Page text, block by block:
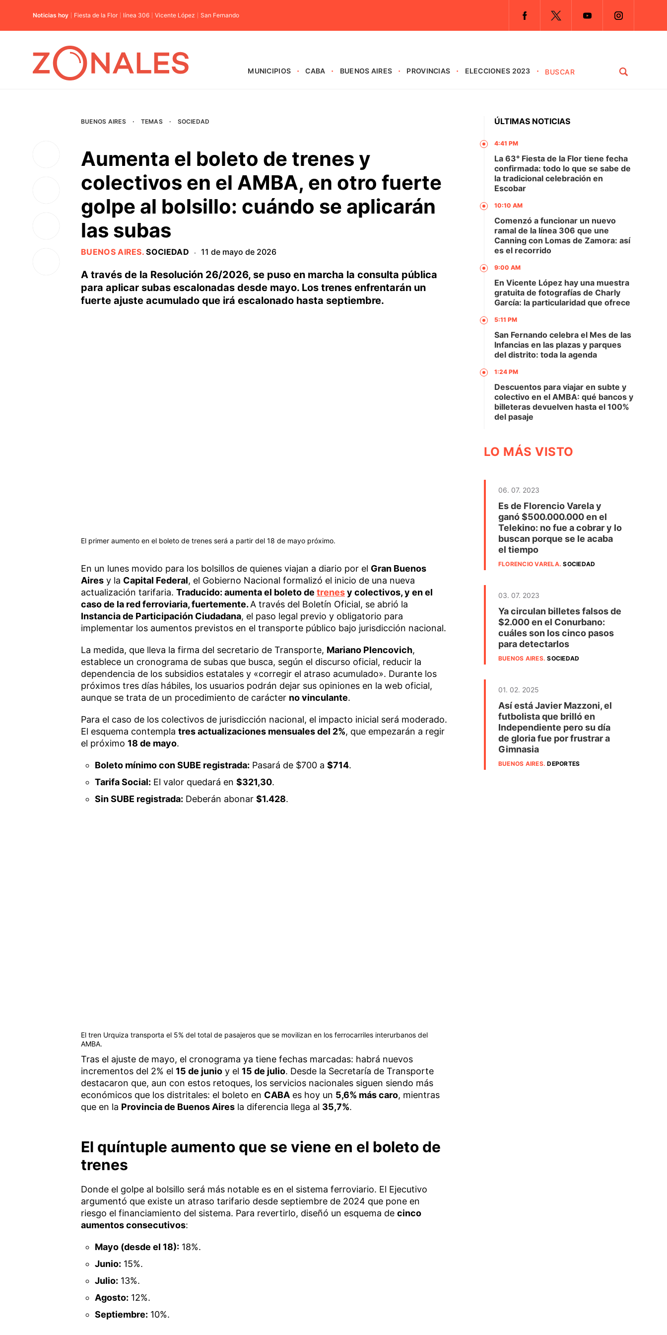
Noticias hoy Fiesta de la Flor línea 306 Vicente López San Fernando
MUNICIPIOS CABA BUENOS AIRES PROVINCIAS ELECCIONES 2023
BUENOS AIRES · TEMAS · SOCIEDAD
Aumenta el boleto de trenes y
colectivos en el AMBA, en otro fuerte
golpe al bolsillo: cuándo se aplicarán
las subas
BUENOS AIRES.SOCIEDAD · 11 de mayo de 2026
A través de la Resolución 26/2026, se puso en marcha la consulta pública
para aplicar subas escalonadas desde mayo. Los trenes enfrentarán un
fuerte ajuste acumulado que irá escalonado hasta septiembre.
El primer aumento en el boleto de trenes será a partir del 18 de mayo próximo.
En un lunes movido para los bolsillos de quienes viajan a diario por el Gran Buenos
Airesy la Capital Federal, el Gobierno Nacional formalizó el inicio de una nueva
actualización tarifaria. Traducido: aumenta el boleto de trenesy colectivos, y en el
caso de la red ferroviaria, fuertemente. A través del Boletín Oficial, se abrió la
Instancia de Participación Ciudadana, el paso legal previo y obligatorio para
implementar los aumentos previstos en el transporte público bajo jurisdicción nacional.
La medida, que lleva la firma del secretario de Transporte, Mariano Plencovich,
establece un cronograma de subas que busca, según el discurso oficial, reducir la
dependencia de los subsidios estatales y «corregir el atraso acumulado». Durante los
próximos tres días hábiles, los usuarios podrán dejar sus opiniones en la web oficial,
aunque se trata de un procedimiento de carácter no vinculante.
Para el caso de los colectivos de jurisdicción nacional, el impacto inicial será moderado.
El esquema contempla tres actualizaciones mensuales del 2%, que empezarán a regir
el próximo 18 de mayo.
Boleto mínimo con SUBE registrada: Pasará de $700 a$714.
Tarifa Social: El valor quedará en$321,30.
Sin SUBE registrada: Deberán abonar$1.428.
El tren Urquiza transporta el 5% del total de pasajeros que se movilizan en los ferrocarriles interurbanos del
AMBA.
Tras el ajuste de mayo, el cronograma ya tiene fechas marcadas: habrá nuevos
incrementos del 2% el 15 de junioy el 15 de julio. Desde la Secretaría de Transporte
destacaron que, aun con estos retoques, los servicios nacionales siguen siendo más
económicos que los distritales: el boleto en CABAes hoy un 5,6% más caro, mientras
que en la Provincia de Buenos Airesla diferencia llega al 35,7%.
El quíntuple aumento que se viene en el boleto de
trenes
Donde el golpe al bolsillo será más notable es en el sistema ferroviario. El Ejecutivo
argumentó que existe un atraso tarifario desde septiembre de 2024 que pone en
riesgo el financiamiento del sistema. Para revertirlo, diseñó un esquema de cinco
aumentos consecutivos:
Mayo (desde el 18): 18%.
Junio: 15%.
Julio: 13%.
Agosto: 12%.
Septiembre: 10%.
ÚLTIMAS NOTICIAS
4:41 PM
La 63° Fiesta de la Flor tiene fecha
confirmada: todo lo que se sabe de
la tradicional celebración en
Escobar
10:10 AM
Comenzó a funcionar un nuevo
ramal de la línea 306 que une
Canning con Lomas de Zamora: así
es el recorrido
9:00 AM
En Vicente López hay una muestra
gratuita de fotografías de Charly
García: la particularidad que ofrece
5:11 PM
San Fernando celebra el Mes de las
Infancias en las plazas y parques
del distrito: toda la agenda
1:24 PM
Descuentos para viajar en subte y
colectivo en el AMBA: qué bancos y
billeteras devuelven hasta el 100%
del pasaje
LO MÁS VISTO
06. 07. 2023
Es de Florencio Varela y
ganó $500.000.000 en el
Telekino: no fue a cobrar y lo
buscan porque se le acaba
el tiempo
FLORENCIO VARELA.SOCIEDAD
03. 07. 2023
Ya circulan billetes falsos de
$2.000 en el Conurbano:
cuáles son los cinco pasos
para detectarlos
BUENOS AIRES.SOCIEDAD
01. 02. 2025
Así está Javier Mazzoni, el
futbolista que brilló en
Independiente pero su día
de gloria fue por frustrar a
Gimnasia
BUENOS AIRES.DEPORTES